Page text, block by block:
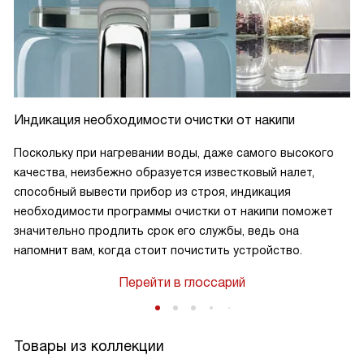
Индикация необходимости очистки от накипи
Поскольку при нагревании воды, даже самого высокого
качества, неизбежно образуется известковый налет,
способный вывести прибор из строя, индикация
необходимости программы очистки от накипи поможет
значительно продлить срок его службы, ведь она
напомнит вам, когда стоит почистить устройство.
Перейти в глоссарий
Товары из коллекции